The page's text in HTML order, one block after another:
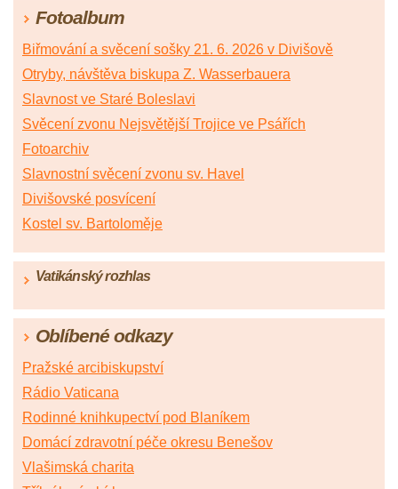
Fotoalbum
Biřmování a svěcení sošky 21. 6. 2026 v Divišově
Otryby, návštěva biskupa Z. Wasserbauera
Slavnost ve Staré Boleslavi
Svěcení zvonu Nejsvětější Trojice ve Psářích
Fotoarchiv
Slavnostní svěcení zvonu sv. Havel
Divišovské posvícení
Kostel sv. Bartoloměje
Vatikánský rozhlas
Oblíbené odkazy
Pražské arcibiskupství
Rádio Vaticana
Rodinné knihkupectví pod Blaníkem
Domácí zdravotní péče okresu Benešov
Vlašimská charita